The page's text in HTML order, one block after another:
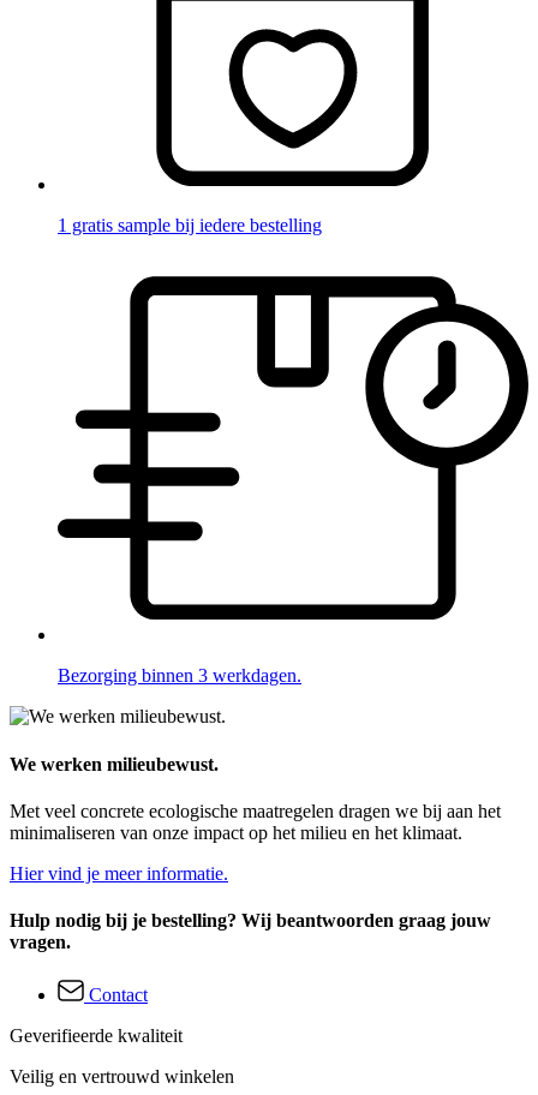
1 gratis sample bij iedere bestelling
Bezorging binnen 3 werkdagen.
We werken milieubewust.
Met veel concrete ecologische maatregelen dragen we bij aan het
minimaliseren van onze impact op het milieu en het klimaat.
Hier vind je meer informatie.
Hulp nodig bij je bestelling? Wij beantwoorden graag jouw
vragen.
Contact
Geverifieerde kwaliteit
Veilig en vertrouwd winkelen